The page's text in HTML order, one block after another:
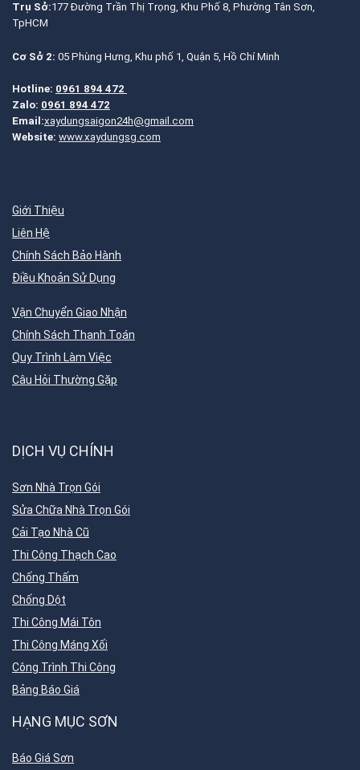
Trụ Sở:177 Đường Trần Thị Trọng, Khu Phố 8, Phường Tân Sơn,
TpHCM
Cơ Sở 2: 05 Phùng Hưng, Khu phố 1, Quận 5, Hồ Chí Minh
Hotline: 0961 894 472
Zalo: 0961 894 472
Email:xaydungsaigon24h@gmail.com
Website: www.xaydungsg.com
Giới Thiệu
Liên Hệ
Chính Sách Bảo Hành
Điều Khoản Sử Dụng
Vận Chuyển Giao Nhận
Chính Sách Thanh Toán
Quy Trình Làm Việc
Câu Hỏi Thường Gặp
DỊCH VỤ CHÍNH
Sơn Nhà Trọn Gói
Sửa Chữa Nhà Trọn Gói
Cải Tạo Nhà Cũ
Thi Công Thạch Cao
Chống Thấm
Chống Dột
Thi Công Mái Tôn
Thi Công Máng Xối
Công Trình Thi Công
Bảng Báo Giá
HẠNG MỤC SƠN
Báo Giá Sơn